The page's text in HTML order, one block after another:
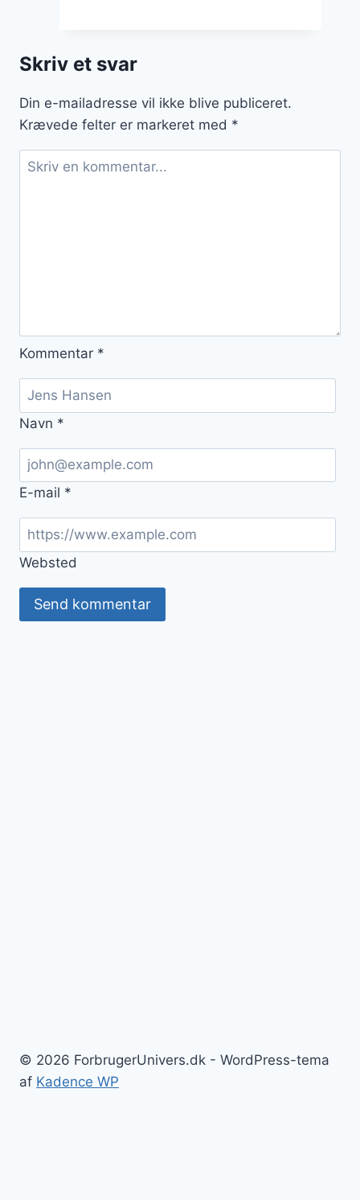
Skriv et svar
Din e-mailadresse vil ikke blive publiceret.
Krævede felter er markeret med *
Kommentar *
Navn *
E-mail *
Websted
© 2026 ForbrugerUnivers.dk - WordPress-tema
af Kadence WP